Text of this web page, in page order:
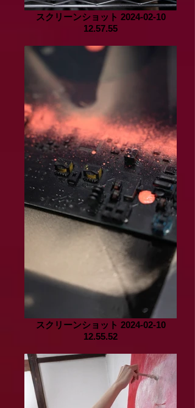
スクリーンショット 2024-02-10
12.57.55
スクリーンショット 2024-02-10
12.55.52